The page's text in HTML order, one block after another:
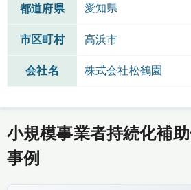
都道府県 愛知県
市区町村 高浜市
会社名 株式会社松鶴園
小規模事業者持続化補
事例